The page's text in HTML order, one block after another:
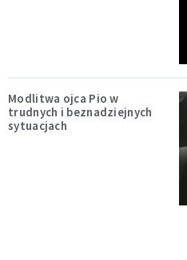
Modlitwa ojca Pio w
trudnych i beznadziejnych
sytuacjach